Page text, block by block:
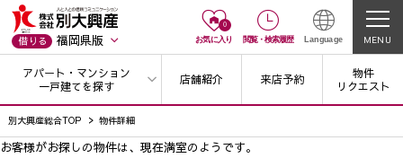
借りる 福岡県版
0
お気に入り 閲覧・ 検索履歴 Language MENU
アパート・マンション
一戸建てを探す
店舗紹介 来店予約
物件
リクエスト
別大興産総合TOP 物件詳細
お客様がお探しの物件は、現在満室のようです。